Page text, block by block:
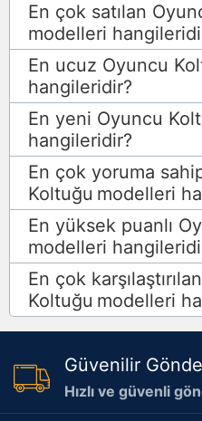
En çok satılan
modelleri
En ucuz Oyuncu
hangileridir?
En yeni Oyuncu
hangileridir?
En çok yoruma
Koltuğu modelleri
En yüksek puanlı
modelleri
En çok
Koltuğu modelleri
Güvenilir
Hızlı ve güvenli